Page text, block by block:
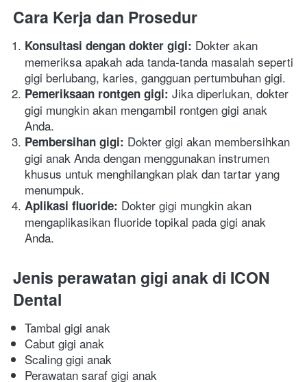
Cara Kerja dan Prosedur
Konsultasi dengan dokter gigi: Dokter akan
memeriksa apakah ada tanda-tanda masalah seperti
gigi berlubang, karies, gangguan pertumbuhan gigi.
Pemeriksaan rontgen gigi: Jika diperlukan, dokter
gigi mungkin akan mengambil rontgen gigi anak
Anda.
Pembersihan gigi: Dokter gigi akan membersihkan
gigi anak Anda dengan menggunakan instrumen
khusus untuk menghilangkan plak dan tartar yang
menumpuk.
Aplikasi fluoride: Dokter gigi mungkin akan
mengaplikasikan fluoride topikal pada gigi anak
Anda.
Jenis perawatan gigi anak di ICON
Dental
Tambal gigi anak
Cabut gigi anak
Scaling gigi anak
Perawatan saraf gigi anak